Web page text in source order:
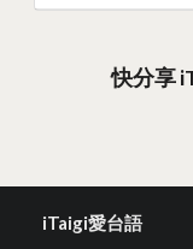
快分享
iTaigi愛台語